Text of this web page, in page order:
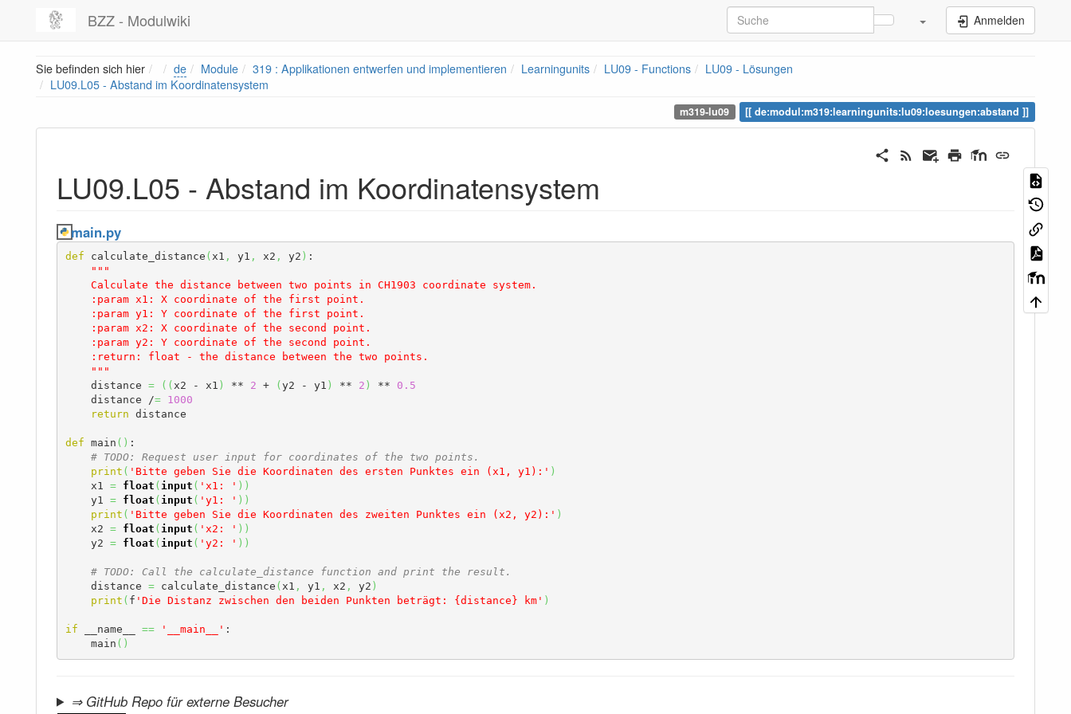
BZZ - Modulwiki Anmelden
Sie befinden sich hier Home
de Module 319 : Applikationen entwerfen und implementieren Learningunits LU09 - Functions
LU09 - Lösungen
LU09.L05 - Abstand im Koordinatensystem
m319-lu09 de:modul:m319:learningunits:lu09:loesungen:abstand
LU09.L05 - Abstand im Koordinatensystem
main.py
def calculate_distance ( x1 , y1 , x2 , y2 ) :
"""
    """
    distance
= ( ( x2 - x1 ) ** 2 + ( y2 - y1 ) ** 2 ) ** 0.5
    distance /
=
1000
return distance
def main ( ) :
# TODO: Request user input for coordinates of the two points.
print ( 'Bitte geben Sie die Koordinaten des ersten Punktes ein (x1, y1):' )
    x1
= float ( input ( 'x1: ' ) )
    y1
= float ( input ( 'y1: ' ) )
print ( 'Bitte geben Sie die Koordinaten des zweiten Punktes ein (x2, y2):' )
    x2
= float ( input ( 'x2: ' ) )
    y2
= float ( input ( 'y2: ' ) )
# TODO: Call the calculate_distance function and print the result.
    distance
= calculate_distance ( x1 , y1 , x2 , y2 )
print ( f 'Die Distanz zwischen den beiden Punkten beträgt: {distance} km' )
if __name__ == '__main__' :
    main
( )
⇒ GitHub Repo für externe Besucher